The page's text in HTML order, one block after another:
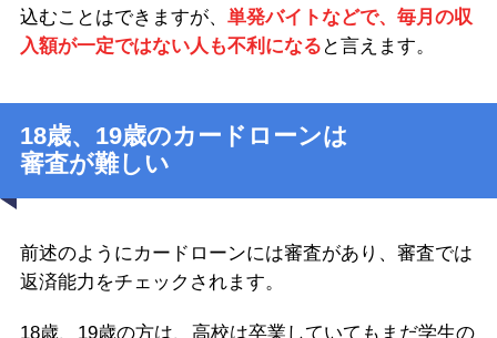
込むことはできますが、 単発バイトなどで、毎月の収
入額が一定ではない人も不利になる と言えます。
18歳、19歳のカードローンは
審査が難しい
前述のようにカードローンには審査があり、審査では
返済能力をチェックされます。
18歳、19歳の方は、高校は卒業していてもまだ学生の